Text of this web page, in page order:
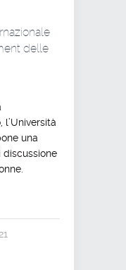
delle
l’Università
una
discussione